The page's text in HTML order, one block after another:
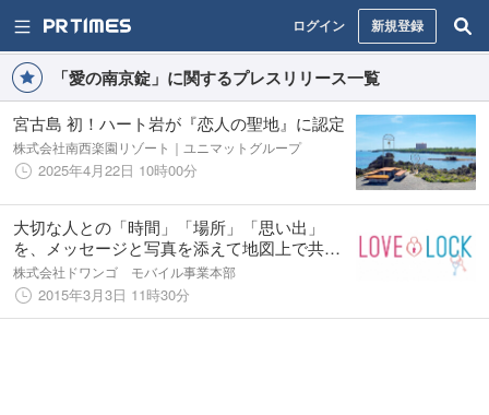
ログイン 新規登録
「愛の南京錠」に関するプレスリリース一覧
宮古島 初！ハート岩が『恋人の聖地』に認定
株式会社南西楽園リゾート｜ユニマットグループ
2025年4月22日 10時00分
大切な人との「時間」「場所」「思い出」
を、メッセージと写真を添えて地図上で共有
できるアプリ「LOVE LOCK」が配信スタート
株式会社ドワンゴ モバイル事業本部
2015年3月3日 11時30分